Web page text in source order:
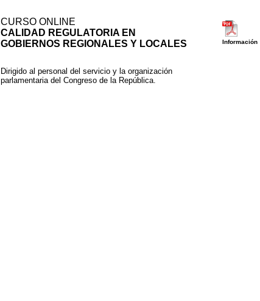
CURSO ONLINE
CALIDAD REGULATORIA EN
GOBIERNOS REGIONALES Y LOCALES
Información
Dirigido al personal del servicio y la organización
parlamentaria del Congreso de la República.